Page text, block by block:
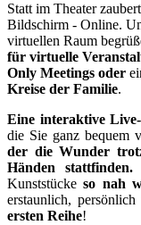
Statt im Theater
Bildschirm - Online.
virtuellen Raum
für virtuelle
Only Meetings oder
Kreise der Familie.
Eine interaktive
die Sie ganz bequem
der die Wunder
Händen stattfinden.
Kunststückeso nah
erstaunlich,
ersten Reihe!